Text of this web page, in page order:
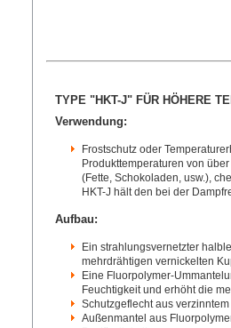
TYPE "HKT-J" FÜR HÖHERE
Verwendung:
Frostschutz oder
Produkttemperaturen von
(Fette, Schokoladen, usw.),
HKT-J hält den bei der
Aufbau:
Ein strahlungsvernetzter
mehrdrähtigen vernickelten
Eine Fluorpolymer-
Feuchtigkeit und erhöht die
Schutzgeflecht aus
Außenmantel aus